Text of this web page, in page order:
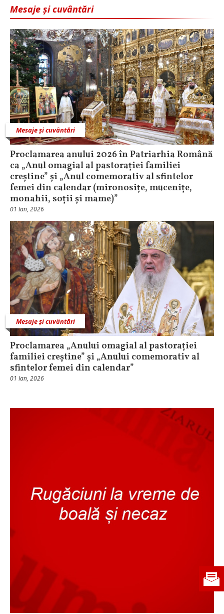
Mesaje și cuvântări
Mesaje și cuvântări
Proclamarea anului 2026 în Patriarhia Română
ca „Anul omagial al pastorației familiei
creștine” și „Anul comemorativ al sfintelor
femei din calendar (mironosițe, mucenițe,
monahii, soții și mame)”
01 Ian, 2026
Mesaje și cuvântări
Proclamarea „Anului omagial al pastorației
familiei creștine” și „Anului comemorativ al
sfintelor femei din calendar”
01 Ian, 2026